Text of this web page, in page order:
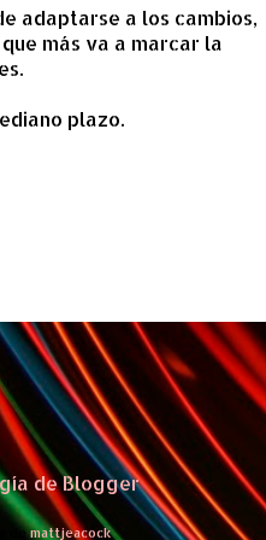
adaptarse a los cambios,
más va a marcar la
plazo.
de Blogger
demattjeacock